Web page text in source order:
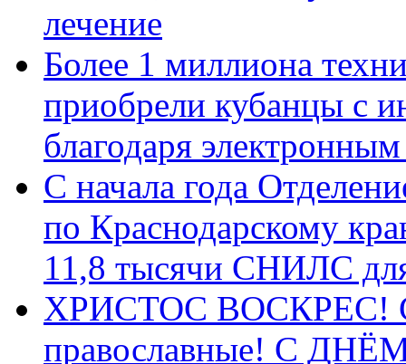
лечение
Более 1 миллиона
приобрели кубанцы с
благодаря
С начала года
по Краснодарскому
11,8 тысячи СНИЛС
ХРИСТОС ВОСКРЕС! С
православные! C